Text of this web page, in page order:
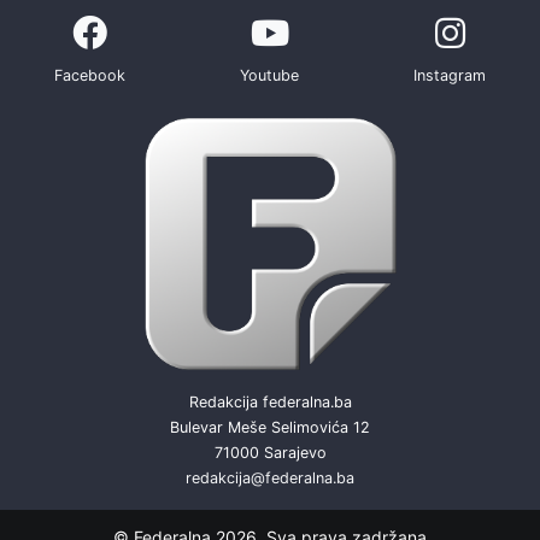
Facebook Youtube Instagram
Redakcija federalna.ba
Bulevar Meše Selimovića 12
71000 Sarajevo
redakcija@federalna.ba